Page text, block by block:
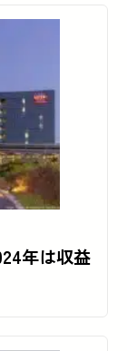
年は収益